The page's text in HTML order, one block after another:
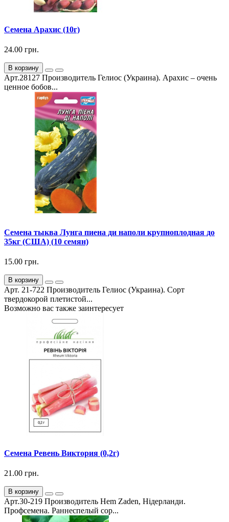
Семена Арахис (10г)
24.00 грн.
В корзину
Арт.28127 Производитель Гелиос (Украина). Арахис – очень
ценное бобов...
Семена тыква Лунга пиена ди наполи крупноплодная до
35кг (США) (10 семян)
15.00 грн.
В корзину
Арт. 21-722 Производитель Гелиос (Украина). Сорт
твердокорой плетистой...
Возможно вас также заинтересует
Семена Ревень Виктория (0,2г)
21.00 грн.
В корзину
Арт.30-219 Производитель Hem Zaden, Нідерланди.
Профсемена. Раннеспелый сор...